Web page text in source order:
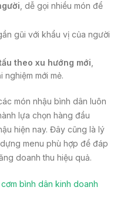
, dễ gọi nhiều món để
gần gũi với khẩu vị của người
theo xu hướng mới
mới mẻ.
món nhậu bình dân luôn
lựa chọn hàng đầu
hiện nay. Đây cũng là lý
menu phù hợp để đáp
doanh thu hiệu quả.
bình dân kinh doanh